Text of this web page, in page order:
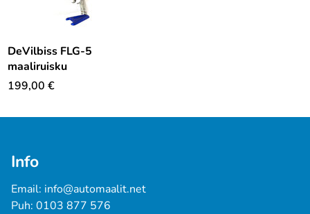
DeVilbiss FLG-5
maaliruisku
199,00 €
Info
Email: info@automaalit.net
Puh: 0103 877 576